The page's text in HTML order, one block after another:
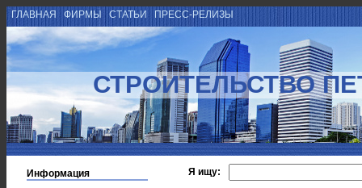
ГЛАВНАЯ ФИРМЫ СТАТЬИ ПРЕСС-РЕЛИЗЫ
СТРОИТЕЛЬСТВО
Информация
Я ищу: